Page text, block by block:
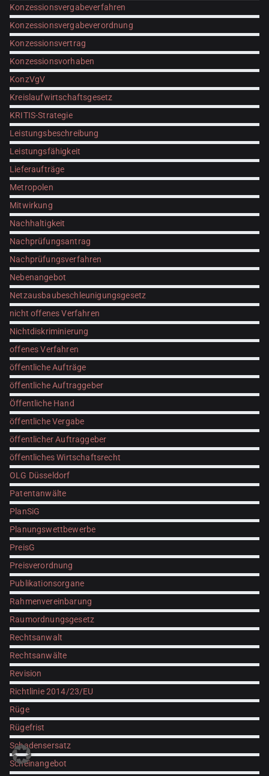
Konzessionsvergabeverfahren
Konzessionsvergabeverordnung
Konzessionsvertrag
Konzessionsvorhaben
KonzVgV
Kreislaufwirtschaftsgesetz
KRITIS-Strategie
Leistungsbeschreibung
Leistungsfähigkeit
Lieferaufträge
Metropolen
Mitwirkung
Nachhaltigkeit
Nachprüfungsantrag
Nachprüfungsverfahren
Nebenangebot
Netzausbaubeschleunigungsgesetz
nicht offenes Verfahren
Nichtdiskriminierung
offenes Verfahren
öffentliche Aufträge
öffentliche Auftraggeber
Öffentliche Hand
öffentliche Vergabe
öffentlicher Auftraggeber
öffentliches Wirtschaftsrecht
OLG Düsseldorf
Patentanwälte
PlanSiG
Planungswettbewerbe
PreisG
Preisverordnung
Publikationsorgane
Rahmenvereinbarung
Raumordnungsgesetz
Rechtsanwalt
Rechtsanwälte
Revision
Richtlinie 2014/23/EU
Rüge
Rügefrist
Schadensersatz
Scheinangebot